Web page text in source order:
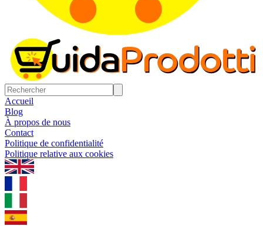
Accueil
Blog
À propos de nous
Contact
Politique de confidentialité
Politique relative aux cookies